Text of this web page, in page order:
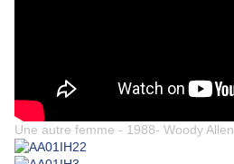
Une autre femme - 1988- Woody Allen